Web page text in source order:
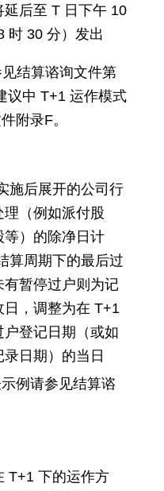
延后至 T 日下午 10
时 30 分）发出
结算谘询文件第
议中 T+1 运作模式
附录F。
施后展开的公司行
（例如派付股
）的除净日计
算周期下的最后过
有暂停过户则为记
，调整为在 T+1
登记日期（或如
日期）的当日
例请参见结算谘
T+1 下的运作方